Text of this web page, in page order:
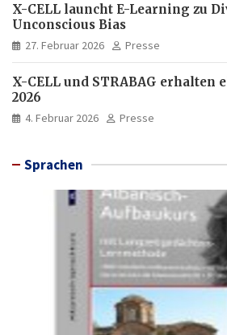
X-CELL launcht E-Learning zu
Unconscious Bias
27. Februar 2026 Presse
X-CELL und STRABAG erhalten
2026
4. Februar 2026 Presse
Sprachen